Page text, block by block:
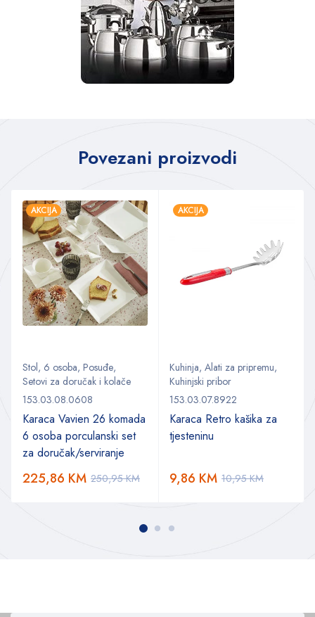
Povezani proizvodi
AKCIJA
Stol, 6 osoba, Posuđe,
Setovi za doručak i kolače
153.03.08.0608
Karaca Vavien 26 komada
6 osoba porculanski set
za doručak/serviranje
250,95KM
225,86 KM
AKCIJA
Kuhinja, Alati za pripremu,
Kuhinjski pribor
153.03.07.8922
Karaca Retro kašika za
tjesteninu
10,95KM
9,86 KM